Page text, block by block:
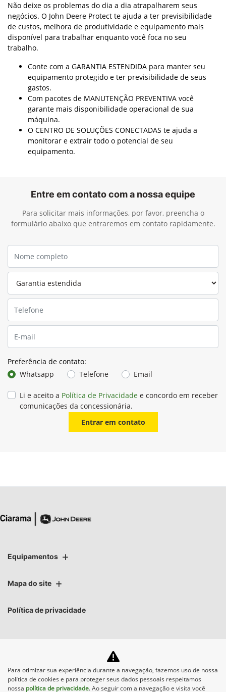
Não deixe os problemas do dia a dia atrapalharem seus
negócios. O John Deere Protect te ajuda a ter previsibilidade
de custos, melhora de produtividade e equipamento mais
disponível para trabalhar enquanto você foca no seu
trabalho.
Conte com a GARANTIA ESTENDIDA para manter seu
equipamento protegido e ter previsibilidade de seus
gastos.
Com pacotes de MANUTENÇÃO PREVENTIVA você
garante mais disponibilidade operacional de sua
máquina.
O CENTRO DE SOLUÇÕES CONECTADAS te ajuda a
monitorar e extrair todo o potencial de seu
equipamento.
Entre em contato com a nossa equipe
Para solicitar mais informações, por favor, preencha o
formulário abaixo que entraremos em contato rapidamente.
Preferência de contato:
Whatsapp
Telefone Email
Li e aceito a Política de Privacidade e concordo em receber
comunicações da concessionária.
Entrar em contato
Equipamentos
Mapa do site
Política de privacidade
No trânsito, enxergar o
outro salva vidas.
Para otimizar sua experiência durante a navegação, fazemos uso de nossa
política de cookies e para proteger seus dados pessoais respeitamos
nossa política de privacidade. Ao seguir com a navegação e visita você